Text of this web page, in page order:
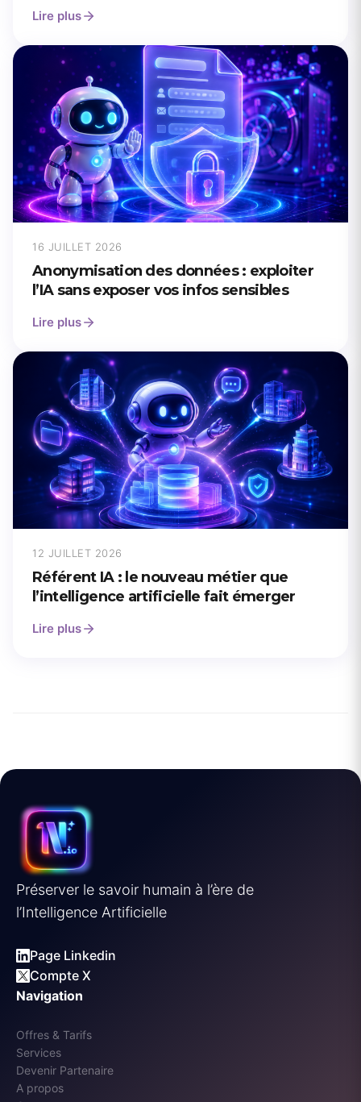
Lire plus
16 JUILLET 2026
Anonymisation des données : exploiter
l’IA sans exposer vos infos sensibles
Lire plus
12 JUILLET 2026
Référent IA : le nouveau métier que
l’intelligence artificielle fait émerger
Lire plus
Préserver le savoir humain à l’ère de
l’Intelligence Artificielle
Page Linkedin
Compte X
Navigation
Offres & Tarifs
Services
Devenir Partenaire
A propos